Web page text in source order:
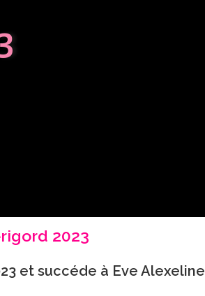
2023
et succéde à Eve Alexeline